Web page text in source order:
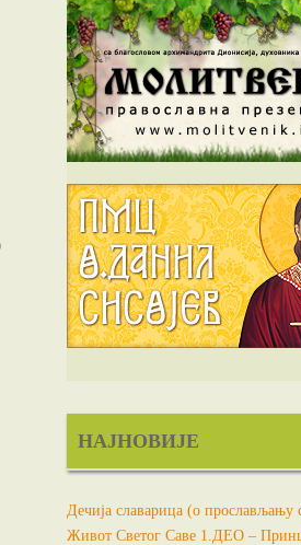
НАЈНОВИЈЕ
Дечија славарица (о прослављању
Живот Светог Саве 1.ДЕО –